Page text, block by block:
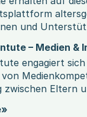
und
– Medien &
engagiert
zwischen Eltern